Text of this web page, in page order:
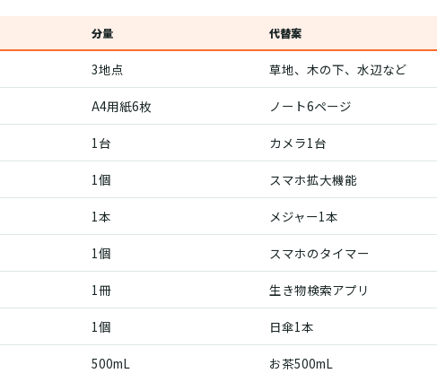
分量 代替案
3地点 草地、木の下、水辺など
A4用紙6枚 ノート6ページ
1台 カメラ1台
1個 スマホ拡大機能
1本 メジャー1本
1個 スマホのタイマー
1冊 生き物検索アプリ
1個 日傘1本
500mL お茶500mL